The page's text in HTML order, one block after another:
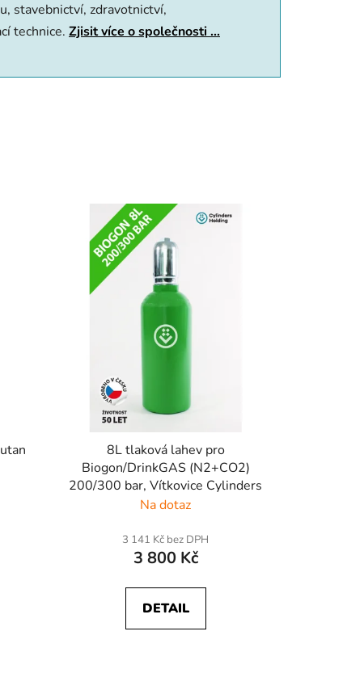
stavebnictví, zdravotnictví,
technice. Zjisit více o společnosti ...
8L tlaková lahev pro
Biogon/DrinkGAS (N2+CO2)
200/300 bar, Vítkovice Cylinders
Na dotaz
3 141 Kč bez DPH
3 800 Kč
DETAIL